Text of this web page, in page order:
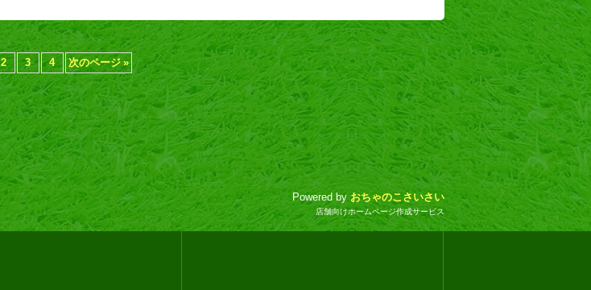
2 3 4 次のページ »
Powered by おちゃのこさいさい
店舗向けホームページ作成サービス